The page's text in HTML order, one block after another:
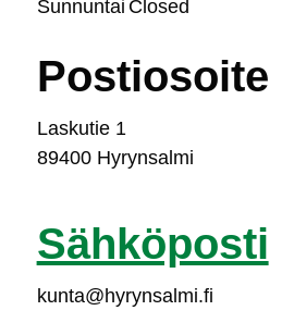
Sun­nun­tai Clo­sed
Pos­tio­soi­te
Las­ku­tie 1
89400 Hy­ryn­sal­mi
Säh­kö­pos­ti
kun­ta@hy­ryn­sal­mi.fi